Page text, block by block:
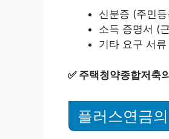
신분증 (주민
소득 증명서 (
기타 요구 서
✅ 주택청약종합저축
플러스연금